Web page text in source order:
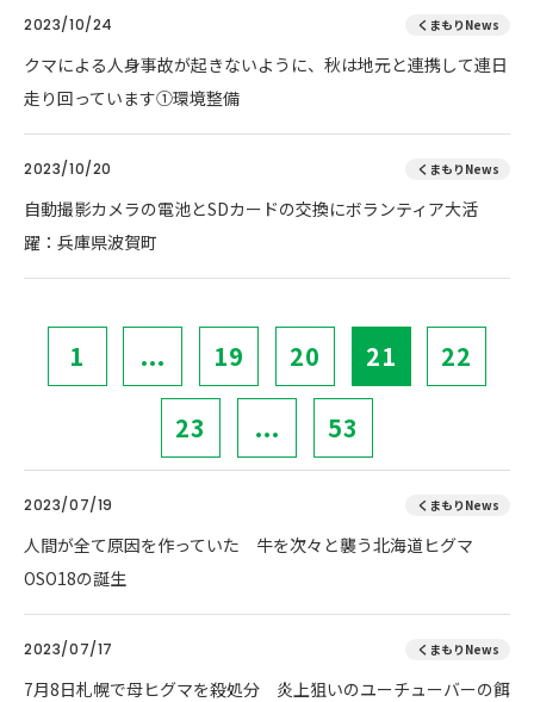
2023/10/24 くまもりNews
クマによる人身事故が起きないように、秋は地元と連携して連日
走り回っています①環境整備
2023/10/20 くまもりNews
自動撮影カメラの電池とSDカードの交換にボランティア大活
躍：兵庫県波賀町
1 ... 19 20 21 22
23 ... 53
2023/07/19 くまもりNews
人間が全て原因を作っていた 牛を次々と襲う北海道ヒグマ
OSO18の誕生
2023/07/17 くまもりNews
7月8日札幌で母ヒグマを殺処分 炎上狙いのユーチューバーの餌